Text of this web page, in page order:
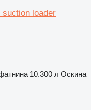
suction loader
10.300 л Оскина